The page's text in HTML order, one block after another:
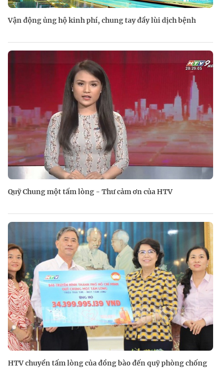
Vận động ủng hộ kinh phí, chung tay đẩy lùi dịch bệnh
Quỹ Chung một tấm lòng - Thư cảm ơn của HTV
HTV chuyển tấm lòng của đồng bào đến quỹ phòng chống